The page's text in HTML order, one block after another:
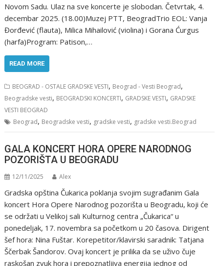
Novom Sadu. Ulaz na sve koncerte je slobodan. Četvrtak, 4.
decembar 2025. (18.00)Muzej PTT, BeogradTrio EOL: Vanja
Đorđević (flauta), Milica Mihailović (violina) i Gorana Ćurgus
(harfa)Program: Patison,…
READ MORE
BEOGRAD - OSTALE GRADSKE VESTI, Beograd - Vesti Beograd,
Beogradske vesti, BEOGRADSKI KONCERTI, GRADSKE VESTI, GRADSKE
VESTI BEOGRAD
Beograd, Beogradske vesti, gradske vesti, gradske vesti.Beograd
GALA KONCERT HORA OPERE NARODNOG
POZORIŠTA U BEOGRADU
12/11/2025 Alex
Gradska opština Čukarica poklanja svojim sugrađanim Gala
koncert Hora Opere Narodnog pozorišta u Beogradu, koji će
se održati u Velikoj sali Kulturnog centra „Čukarica“ u
ponedeljak, 17. novembra sa početkom u 20 časova. Dirigent
šef hora: Nina Fuštar. Korepetitor/klavirski saradnik: Tatjana
Ščerbak Šandorov. Ovaj koncert je prilika da se uživo čuje
raskošan zvuk hora i prepoznatljiva energija jednog od